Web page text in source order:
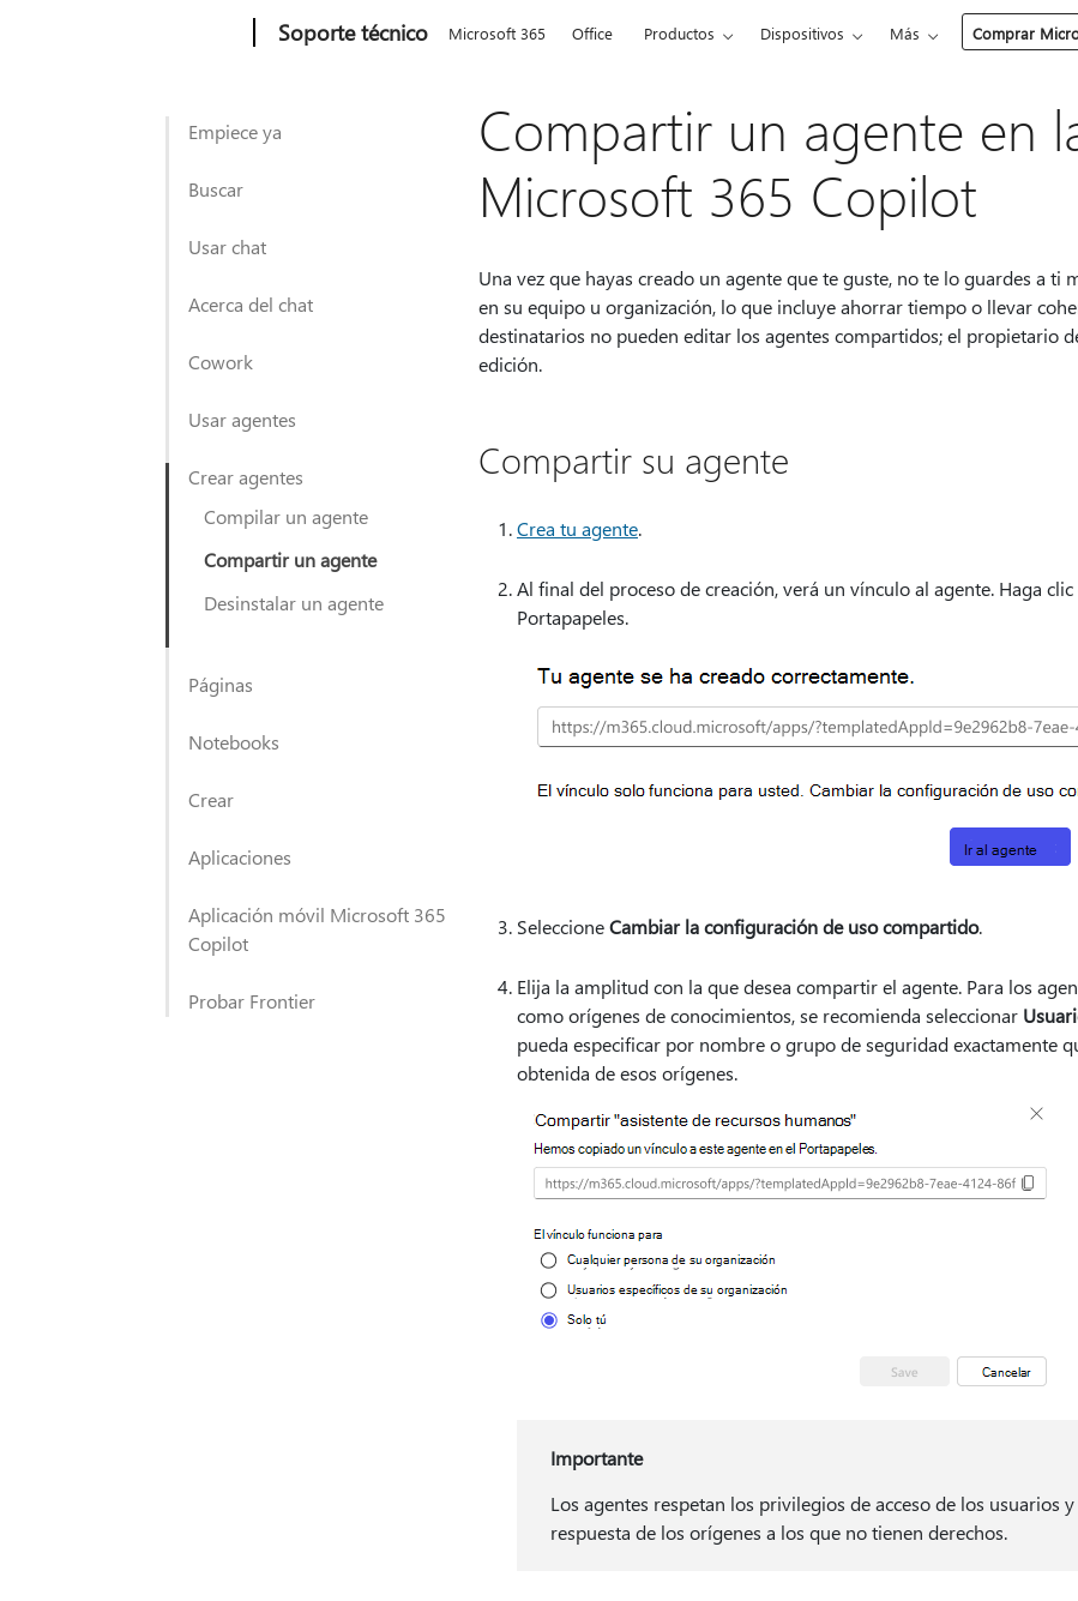
Soporte técnico Microsoft 365 Office Productos Dispositivos Más Comprar
Empiece ya
Buscar
Usar chat
Acerca del chat
Cowork
Usar agentes
Crear agentes
Compilar un agente
Compartir un agente
Desinstalar un agente
Páginas
Notebooks
Crear
Aplicaciones
Aplicación móvil Microsoft 365
Copilot
Probar Frontier
Compartir un agente en
Microsoft 365 Copilot
Una vez que hayas creado un agente que te guste, no te lo guardes a
en su equipo u organización, lo que incluye ahorrar tiempo o llevar
destinatarios no pueden editar los agentes compartidos; el propietario
edición.
Compartir su agente
Crea tu agente.
Al final del proceso de creación, verá un vínculo al agente. Haga clic
Portapapeles.
SeleccioneCambiar la configuración de uso compartido.
Elija la amplitud con la que desea compartir el agente. Para los
como orígenes de conocimientos, se recomienda seleccionar
pueda especificar por nombre o grupo de seguridad exactamente
obtenida de esos orígenes.
Importante
Los agentes respetan los privilegios de acceso de los usuarios
respuesta de los orígenes a los que no tienen derechos.